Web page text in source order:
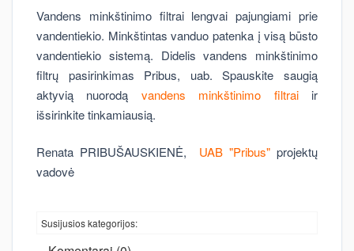
Vandens minkštinimo filtrai lengvai pajungiami prie
vandentiekio. Minkštintas vanduo patenka į visą būsto
vandentiekio sistemą. Didelis vandens minkštinimo
filtrų pasirinkimas Pribus, uab. Spauskite saugią
aktyvią nuorodą vandens minkštinimo filtrai ir
išsirinkite tinkamiausią.
Renata PRIBUŠAUSKIENĖ, UAB "Pribus" projektų
vadovė
Susijusios kategorijos: